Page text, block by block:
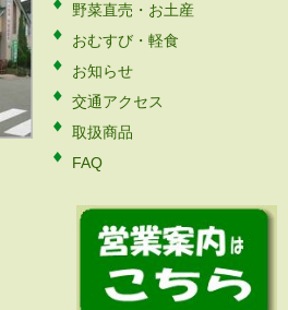
野菜直売・お土産
おむすび・軽食
お知らせ
交通アクセス
取扱商品
FAQ